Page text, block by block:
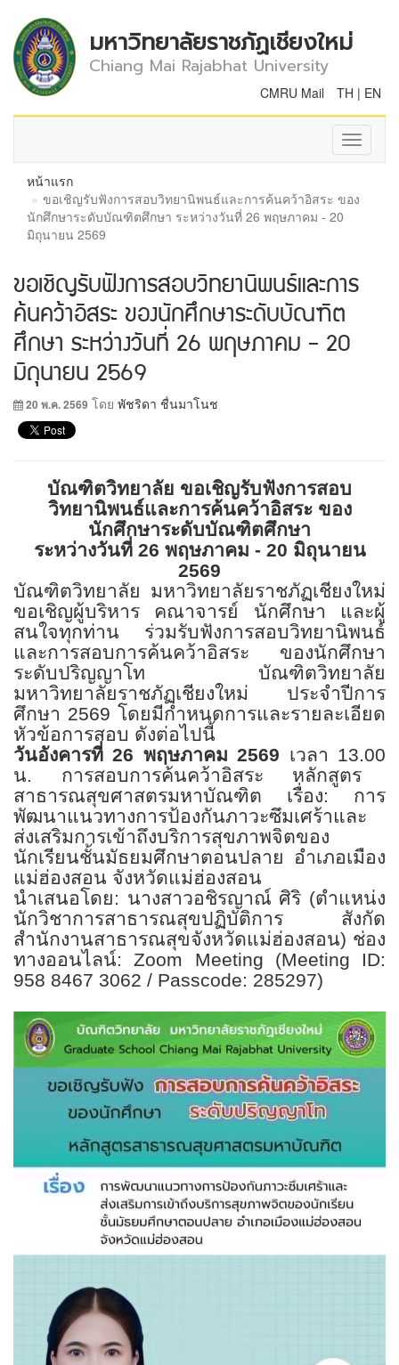
มหาวิทยาลัยราชภัฏเชียงใหม่
Chiang Mai Rajabhat University
CMRU Mail TH | EN
Toggle
หน้าแรก
ขอเชิญรับฟังการสอบวิทยานิพนธ์และการค้นคว้าอิสระ ของ
นักศึกษาระดับบัณฑิตศึกษา ระหว่างวันที่ 26 พฤษภาคม - 20
มิถุนายน 2569
ขอเชิญรับฟังการสอบวิทยานิพนธ์และการ
ค้นคว้าอิสระ ของนักศึกษาระดับบัณฑิต
ศึกษา ระหว่างวันที่ 26 พฤษภาคม - 20
มิถุนายน 2569
20 พ.ค. 2569 โดย พัชริดา ชื่นมาโนช
บัณฑิตวิทยาลัย ขอเชิญรับฟังการสอบ
วิทยานิพนธ์และการค้นคว้าอิสระ ของ
นักศึกษาระดับบัณฑิตศึกษา
ระหว่างวันที่ 26 พฤษภาคม - 20 มิถุนายน
2569
บัณฑิตวิทยาลัย มหาวิทยาลัยราชภัฏเชียงใหม่
ขอเชิญผู้บริหาร คณาจารย์ นักศึกษา และผู้
สนใจทุกท่าน ร่วมรับฟังการสอบวิทยานิพนธ์
และการสอบการค้นคว้าอิสระ ของนักศึกษา
ระดับปริญญาโท บัณฑิตวิทยาลัย
มหาวิทยาลัยราชภัฏเชียงใหม่ ประจำปีการ
ศึกษา 2569 โดยมีกำหนดการและรายละเอียด
หัวข้อการสอบ ดังต่อไปนี้
วันอังคารที่26 พฤษภาคม2569 เวลา 13.00
น. การสอบการค้นคว้าอิสระ หลักสูตร
สาธารณสุขศาสตรมหาบัณฑิต เรื่อง: การ
พัฒนาแนวทางการป้องกันภาวะซึมเศร้าและ
ส่งเสริมการเข้าถึงบริการสุขภาพจิตของ
นักเรียนชั้นมัธยมศึกษาตอนปลาย อำเภอเมือง
แม่ฮ่องสอน จังหวัดแม่ฮ่องสอน
นำเสนอโดย: นางสาวอชิรญาณ์ ศิริ (ตำแหน่ง
นักวิชาการสาธารณสุขปฏิบัติการ สังกัด
สำนักงานสาธารณสุขจังหวัดแม่ฮ่องสอน) ช่อง
ทางออนไลน์:Zoom Meeting (Meeting ID:
958 8467 3062 / Passcode: 285297)